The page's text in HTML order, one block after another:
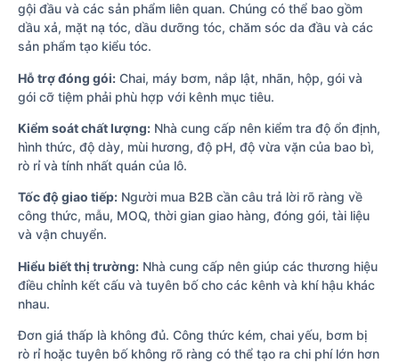
gội đầu và các sản phẩm liên quan. Chúng có thể bao gồm
dầu xả, mặt nạ tóc, dầu dưỡng tóc, chăm sóc da đầu và các
sản phẩm tạo kiểu tóc.
Hỗ trợ đóng gói: Chai, máy bơm, nắp lật, nhãn, hộp, gói và
gói cỡ tiệm phải phù hợp với kênh mục tiêu.
Kiểm soát chất lượng: Nhà cung cấp nên kiểm tra độ ổn định,
hình thức, độ dày, mùi hương, độ pH, độ vừa vặn của bao bì,
rò rỉ và tính nhất quán của lô.
Tốc độ giao tiếp: Người mua B2B cần câu trả lời rõ ràng về
công thức, mẫu, MOQ, thời gian giao hàng, đóng gói, tài liệu
và vận chuyển.
Hiểu biết thị trường: Nhà cung cấp nên giúp các thương hiệu
điều chỉnh kết cấu và tuyên bố cho các kênh và khí hậu khác
nhau.
Đơn giá thấp là không đủ. Công thức kém, chai yếu, bơm bị
rò rỉ hoặc tuyên bố không rõ ràng có thể tạo ra chi phí lớn hơn